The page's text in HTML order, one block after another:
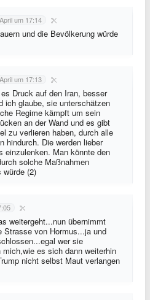
um 17:14
und die Bevölkerung würde
um 17:13
Druck auf den Iran, besser
ich glaube, sie unterschätzen
Regime kämpft um sein
an der Wand und es gibt
zu verlieren haben, durch alle
hindurch. Die werden lieber
einzulenken. Man könnte den
solche Maßnahmen
würde (2)
weitergeht...nun übernimmt
Strasse von Hormus...ja und
wer sie
es sich dann weiterhin
nicht selbst Maut verlangen